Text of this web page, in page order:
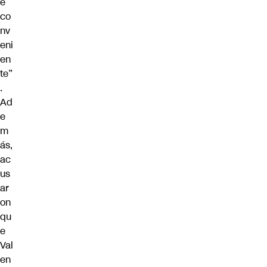
co
nv
eni
en
te”
.
Ad
e
m
ás,
ac
us
ar
on
qu
e
Val
en